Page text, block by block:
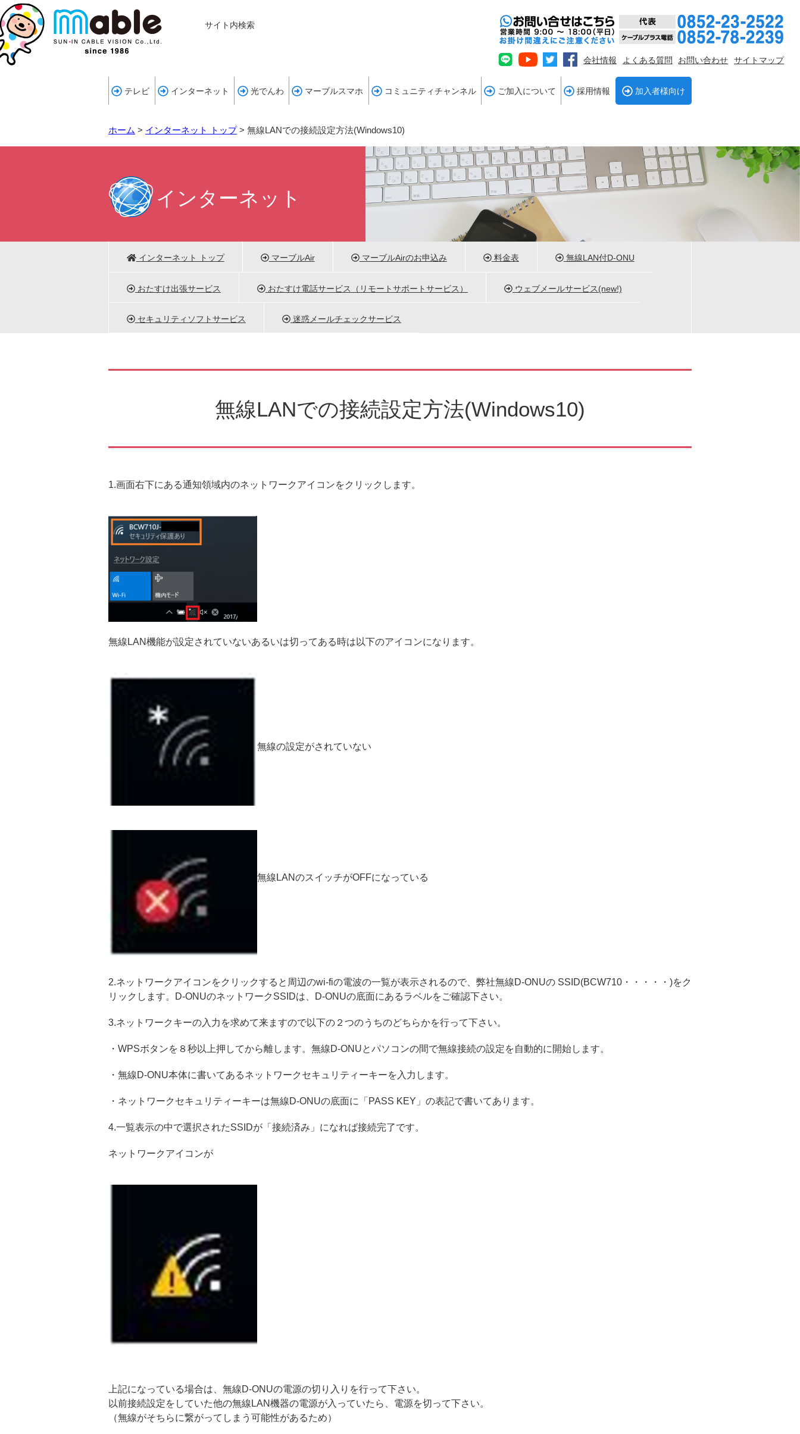
サイト内検索
会社情報 よくある質問 お問い合わせ サイトマップ
テレビ インターネット 光でんわ マーブルスマホ コミュニティチャンネル ご加入について 採用情報 加入者様向け
ホーム > インターネット トップ> 無線LANでの接続設定方法(Windows10)
インターネット
インターネット トップ マーブルAir マーブルAirのお申込み 料金表 無線LAN付D-ONU
おたすけ出張サービス おたすけ電話サービス（リモートサポートサービス） ウェブメールサービス(new!)
セキュリティソフトサービス 迷惑メールチェックサービス
無線LANでの接続設定方法(Windows10)
1.画面右下にある通知領域内のネットワークアイコンをクリックします。
無線LAN機能が設定されていないあるいは切ってある時は以下のアイコンになります。
無線の設定がされていない
無線LANのスイッチがOFFになっている
2.ネットワークアイコンをクリックすると周辺のwi-fiの電波の一覧が表示されるので、弊社無線D-ONUの SSID(BCW710・・・・・)をク
リックします。D-ONUのネットワークSSIDは、D-ONUの底面にあるラベルをご確認下さい。
3.ネットワークキーの入力を求めて来ますので以下の２つのうちのどちらかを行って下さい。
・WPSボタンを８秒以上押してから離します。無線D-ONUとパソコンの間で無線接続の設定を自動的に開始します。
・無線D-ONU本体に書いてあるネットワークセキュリティーキーを入力します。
・ネットワークセキュリティーキーは無線D-ONUの底面に「PASS KEY」の表記で書いてあります。
4.一覧表示の中で選択されたSSIDが「接続済み」になれば接続完了です。
ネットワークアイコンが
上記になっている場合は、無線D-ONUの電源の切り入りを行って下さい。
以前接続設定をしていた他の無線LAN機器の電源が入っていたら、電源を切って下さい。
（無線がそちらに繋がってしまう可能性があるため）